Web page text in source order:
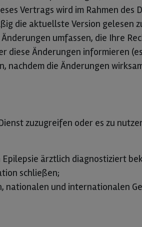
Vertrags wird im Rahmen des
die aktuellste Version gelesen
umfassen, die Ihre
diese Änderungen informieren
nachdem die Änderungen
zuzugreifen oder es zu
ärztlich diagnostiziert
schließen;
und internationalen